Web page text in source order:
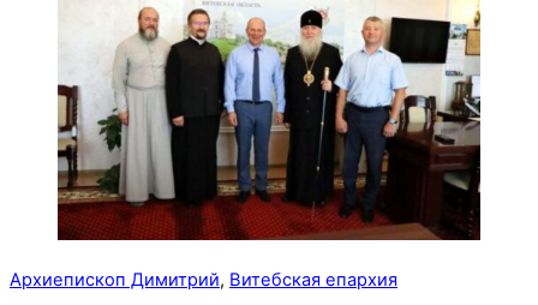
Архиепископ Димитрий, Витебская епархия